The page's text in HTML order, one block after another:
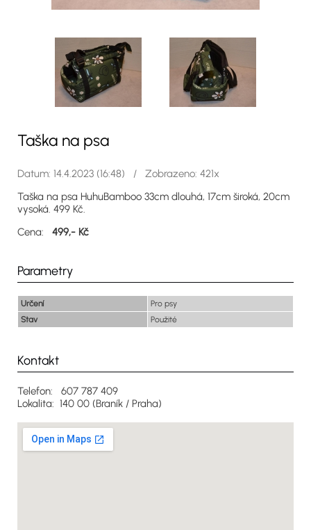
Taška na psa
Datum: 14.4.2023 (16:48) / Zobrazeno: 421x
Taška na psa HuhuBamboo 33cm dlouhá, 17cm široká, 20cm
vysoká. 499 Kč.
Cena: 499,- Kč
Parametry
Určení
Pro psy
Stav
Použité
Kontakt
Telefon: 607 787 409
Lokalita: 140 00 (Braník / Praha)